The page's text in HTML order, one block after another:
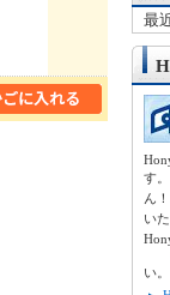
最
す
ん
い
い。